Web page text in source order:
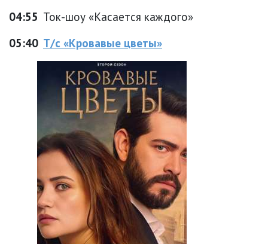
04:55 Ток-шоу «Касается каждого»
05:40 Т/с «Кровавые цветы»